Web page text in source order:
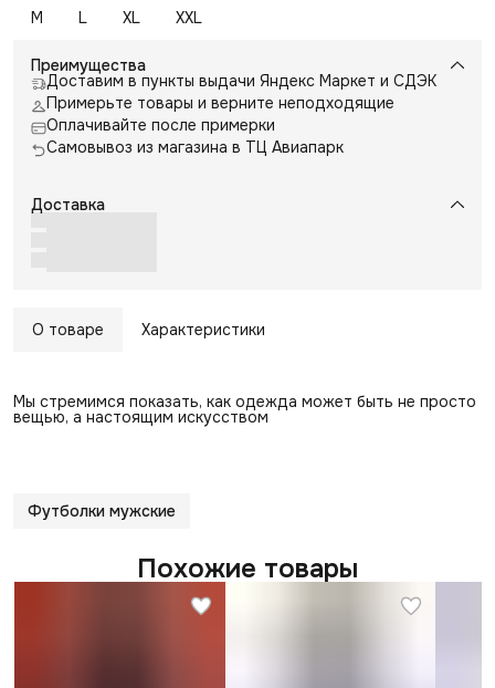
M
L XL XXL
Преимущества
Доставим в пункты выдачи Яндекс Маркет и СДЭК
Примерьте товары и верните неподходящие
Оплачивайте после примерки
Самовывоз из магазина в ТЦ Авиапарк
Доставка
О товаре Характеристики
Мы стремимся показать, как одежда может быть не просто
вещью, а настоящим искусством
Футболки мужские
Похожие товары